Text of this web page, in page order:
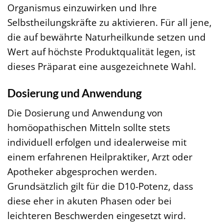
Organismus einzuwirken und Ihre
Selbstheilungskräfte zu aktivieren. Für all jene,
die auf bewährte Naturheilkunde setzen und
Wert auf höchste Produktqualität legen, ist
dieses Präparat eine ausgezeichnete Wahl.
Dosierung und Anwendung
Die Dosierung und Anwendung von
homöopathischen Mitteln sollte stets
individuell erfolgen und idealerweise mit
einem erfahrenen Heilpraktiker, Arzt oder
Apotheker abgesprochen werden.
Grundsätzlich gilt für die D10-Potenz, dass
diese eher in akuten Phasen oder bei
leichteren Beschwerden eingesetzt wird.